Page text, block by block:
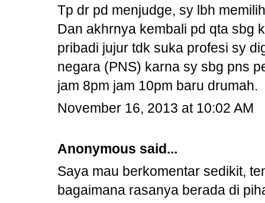
Tp dr pd menjudge, sy lbh
Dan akhrnya kembali pd qta sbg
pribadi jujur tdk suka profesi sy
negara (PNS) karna sy sbg pns
jam 8pm jam 10pm baru drumah.
November 16, 2013 at 10:02 AM
Anonymous said...
Saya mau berkomentar sedikit,
bagaimana rasanya berada di